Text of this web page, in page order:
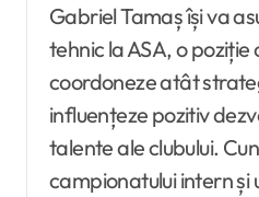
Gabriel Tamaș își va
tehnic la ASA, o
coordoneze atât
influențeze pozitiv
talente ale clubului.
campionatului intern